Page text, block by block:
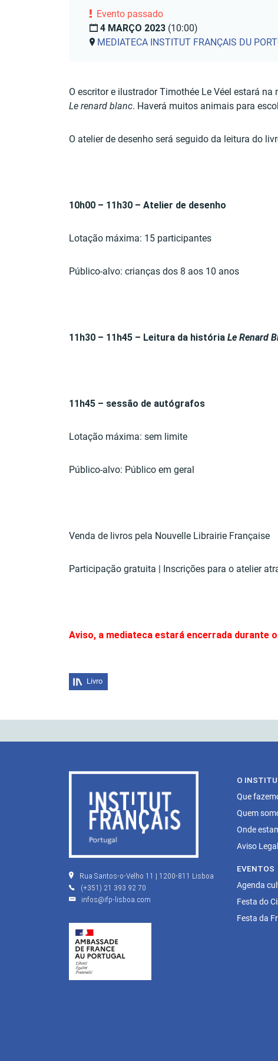
Evento passado
4 MARÇO 2023 (10:00)
MEDIATECA INSTITUT FRANÇAIS DU
O escritor e ilustrador Timothée Le Véel estará
Le renard blanc. Haverá muitos animais para
O atelier de desenho será seguido da leitura do
10h00 – 11h30 – Atelier de desenho
Lotação máxima: 15 participantes
Público-alvo: crianças dos 8 aos 10 anos
11h30 – 11h45 – Leitura da história Le Renard
11h45 – sessão de autógrafos
Lotação máxima: sem limite
Público-alvo: Público em geral
Venda de livros pela Nouvelle Librairie Française
Participação gratuita | Inscrições para o atelier
Aviso, a mediateca estará encerrada durante
Livro
O
Que
Quem
Onde
Aviso Legal
EVENTOS
Agenda
Festa do
Festa da
Rua Santos-o-Velho 11 | 1200-811 Lisboa
(+351) 21 393 92 70
infos@ifp-lisboa.com